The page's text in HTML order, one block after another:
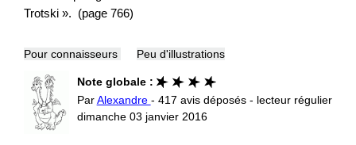
Trotski ». (page 766)
Pour connaisseurs Peu d'illustrations
Note globale :
ParAlexandre - 417 avis déposés - lecteur régulier
dimanche 03 janvier 2016